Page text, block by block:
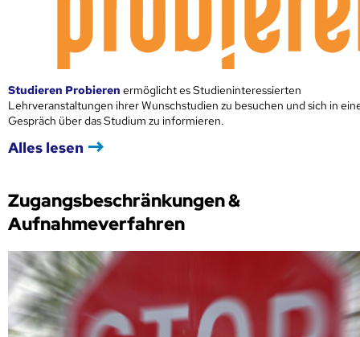
Studieren Probieren ermöglicht es Studieninteressierten
Lehrveranstaltungen ihrer Wunschstudien zu besuchen und sich in
Gespräch über das Studium zu informieren.
Alles lesen
Zugangsbeschränkungen &
Aufnahmeverfahren